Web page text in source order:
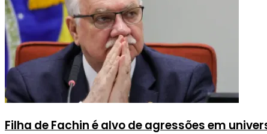
Filha de Fachin é alvo de agressões em